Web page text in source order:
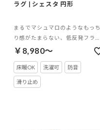
ラグ | シェスタ 円形
まるでマシュマロのようなもっち
り感がたまらない、低反発フラン
ネルラグ
￥8,980～
床暖OK 洗濯可 防音
滑り止め